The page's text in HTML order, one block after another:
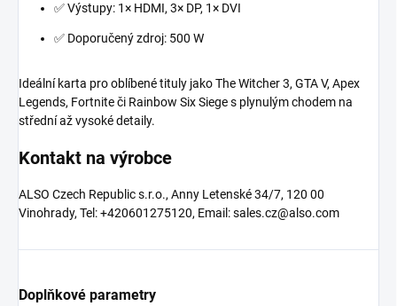
✅ Výstupy: 1× HDMI, 3× DP, 1× DVI
✅ Doporučený zdroj: 500 W
Ideální karta pro oblíbené tituly jako The Witcher 3, GTA V, Apex
Legends, Fortnite či Rainbow Six Siege s plynulým chodem na
střední až vysoké detaily.
Kontakt na výrobce
ALSO Czech Republic s.r.o., Anny Letenské 34/7, 120 00
Vinohrady, Tel: +420601275120, Email: sales.cz@also.com
Doplňkové parametry